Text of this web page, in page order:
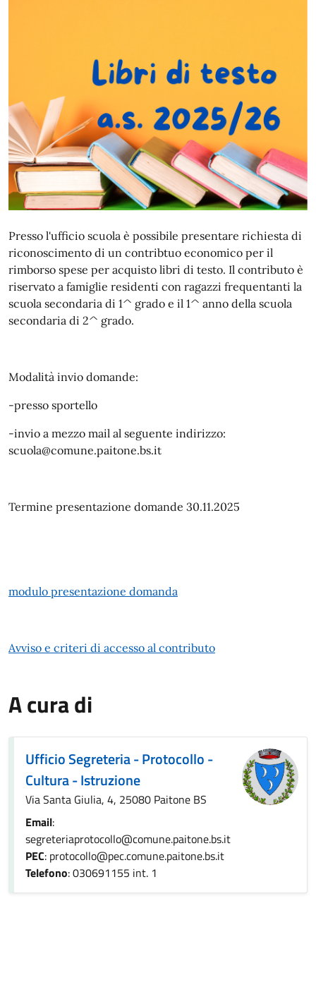
Presso l'ufficio scuola è possibile presentare richiesta di
riconoscimento di un contribtuo economico per il
rimborso spese per acquisto libri di testo. Il contributo è
riservato a famiglie residenti con ragazzi frequentanti la
scuola secondaria di 1^ grado e il 1^ anno della scuola
secondaria di 2^ grado.
Modalità invio domande:
-presso sportello
-invio a mezzo mail al seguente indirizzo:
scuola@comune.paitone.bs.it
Termine presentazione domande 30.11.2025
modulo presentazione domanda
Avviso e criteri di accesso al contributo
A cura di
Ufficio Segreteria - Protocollo -
Cultura - Istruzione
Via Santa Giulia, 4, 25080 Paitone BS
Email:
segreteriaprotocollo@comune.paitone.bs.it
PEC: protocollo@pec.comune.paitone.bs.it
Telefono: 030691155 int. 1